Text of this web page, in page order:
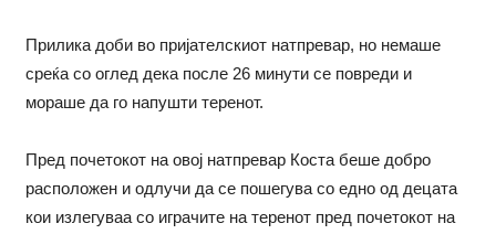
Прилика доби во пријателскиот натпревар, но немаше
среќа со оглед дека после 26 минути се повреди и
мораше да го напушти теренот.
Пред почетокот на овој натпревар Коста беше добро
расположен и одлучи да се пошегува со едно од децата
кои излегуваа со играчите на теренот пред почетокот на